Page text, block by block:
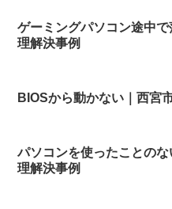
ゲーミングパソコン途中
理解決事例
BIOSから動かない｜西宮
パソコンを使ったことの
理解決事例